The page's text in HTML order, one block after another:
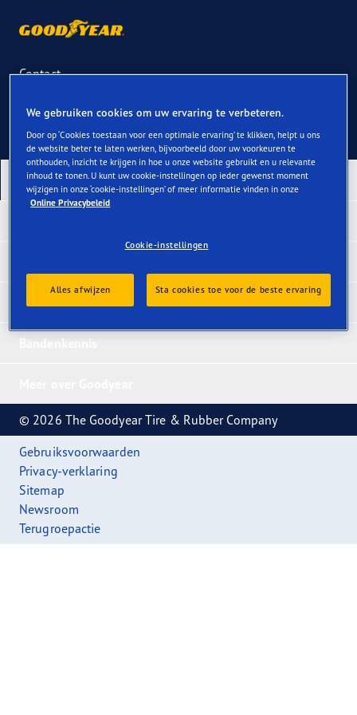
Contact
Onze nieuwste producten
Banden per categorie
Bandenkennis
© 2026 The Goodyear Tire & Rubber Company
Gebruiksvoorwaarden
Privacy-verklaring
Sitemap
Newsroom
Terugroepactie
We gebruiken cookies om uw ervaring te verbeteren.
Door op ‘Cookies toestaan voor een optimale ervaring’ te klikken, helpt u ons
de website beter te laten werken, bijvoorbeeld door uw voorkeuren te
onthouden, inzicht te krijgen in hoe u onze website gebruikt en u relevante
inhoud te tonen. U kunt uw cookie-instellingen op ieder gewenst moment
wijzigen in onze ‘cookie-instellingen’ of meer informatie vinden in onze
Online Privacybeleid
Cookie-instellingen
Alles afwijzen Sta cookies toe voor de beste ervaring